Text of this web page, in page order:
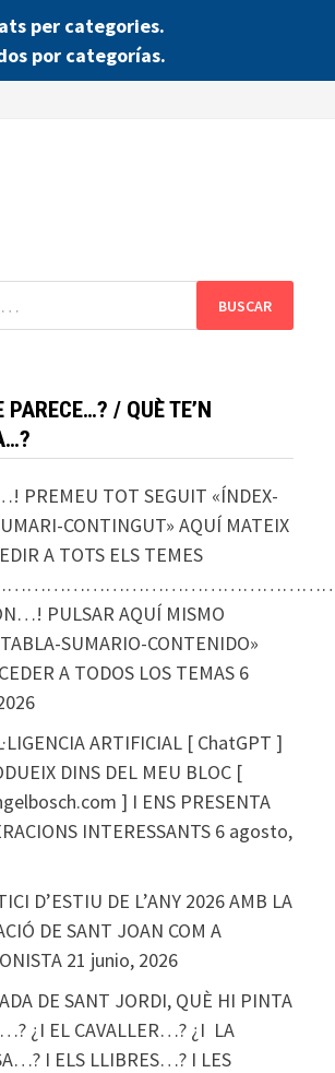
per categories.
por categorías.
PARECE…? / QUÈ TE’N
PREMEU TOT SEGUIT «ÍNDEX-
CONTINGUT» AQUÍ MATEIX
A TOTS ELS TEMES
PULSAR AQUÍ MISMO
SUMARIO-CONTENIDO»
A TODOS LOS TEMAS 6
ARTIFICIAL [ ChatGPT ]
DINS DEL MEU BLOC [
] I ENS PRESENTA
INTERESSANTS 6 agosto,
D’ESTIU DE L’ANY 2026 AMB LA
DE SANT JOAN COM A
21 junio, 2026
DE SANT JORDI, QUÈ HI PINTA
¿I EL CAVALLER…? ¿I LA
I ELS LLIBRES…? I LES